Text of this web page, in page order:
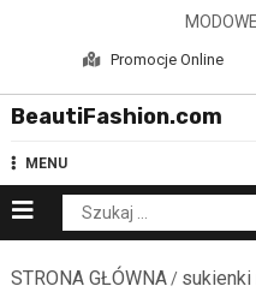
Promocje Online
BeautiFashion.com
MENU
Szukaj:
STRONA GŁÓWNA/ sukienki